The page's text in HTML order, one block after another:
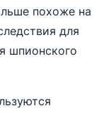
похоже на
для
шпионского